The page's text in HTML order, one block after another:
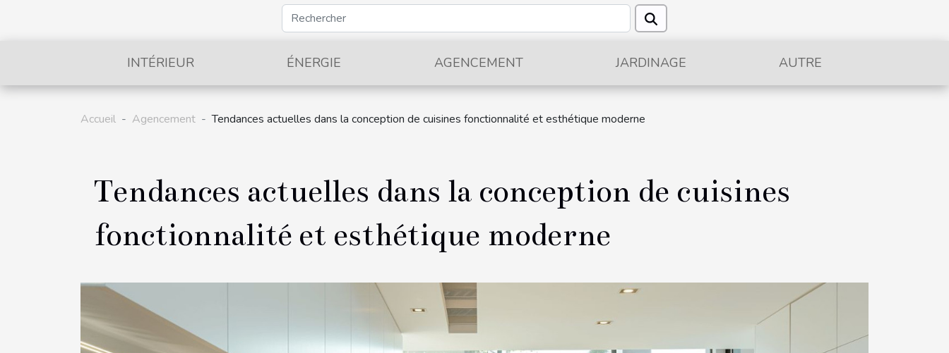
INTÉRIEUR ÉNERGIE AGENCEMENT JARDINAGE AUTRE
Accueil Agencement Tendances actuelles dans la conception de cuisines fonctionnalité et esthétique moderne
Tendances actuelles dans la conception de cuisines
fonctionnalité et esthétique moderne